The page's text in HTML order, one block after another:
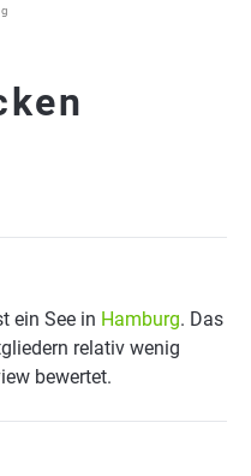
ein See in Hamburg. Das
relativ wenig
bewertet.